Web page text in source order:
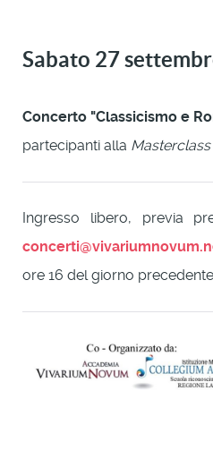
Sabato 27
Concerto "Classicismo e
partecipanti alla Masterclass
Ingresso libero, previa
ore 16 del giorno